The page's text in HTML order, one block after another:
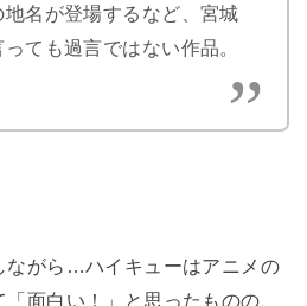
名が登場するなど、宮城
ても過言ではない作品。
ながら…ハイキューはアニメの
面白い！」と思ったものの、